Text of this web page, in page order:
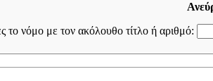
το νόμο με τον ακόλουθο τίτλο ή αριθμό: